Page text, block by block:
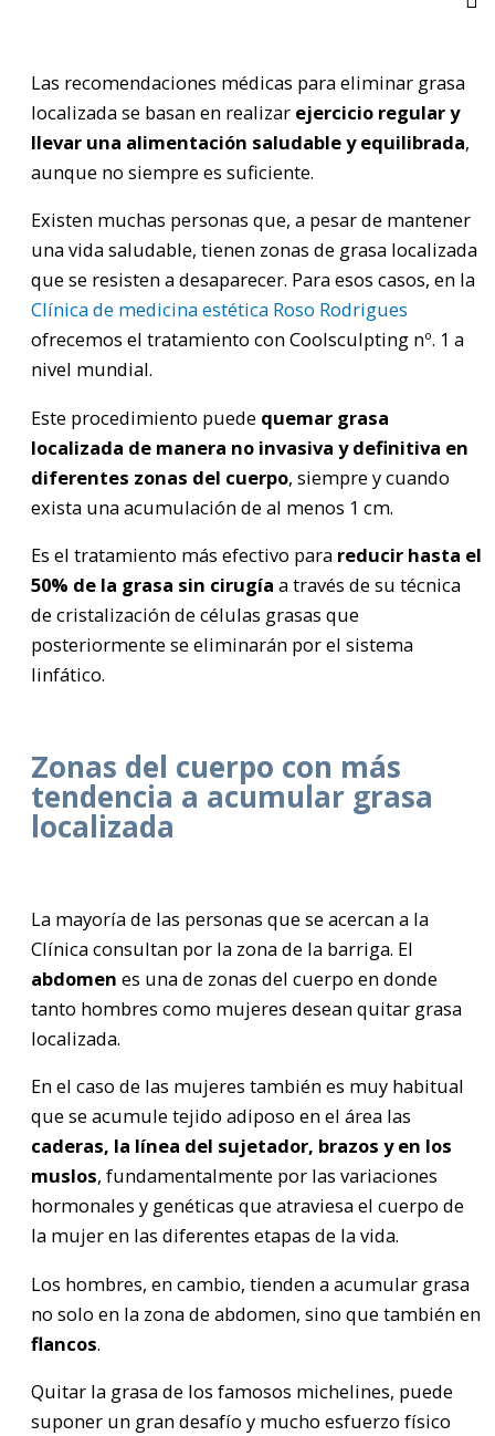
Las recomendaciones médicas para eliminar grasa
localizada se basan en realizar ejercicio regular y
llevar una alimentación saludable y equilibrada,
aunque no siempre es suficiente.
Existen muchas personas que, a pesar de mantener
una vida saludable, tienen zonas de grasa localizada
que se resisten a desaparecer. Para esos casos, en la
Clínica de medicina estética Roso Rodrigues
ofrecemos el tratamiento con Coolsculpting nº. 1 a
nivel mundial.
Este procedimiento puede quemar grasa
localizada de manera no invasiva y definitiva en
diferentes zonas del cuerpo, siempre y cuando
exista una acumulación de al menos 1 cm.
Es el tratamiento más efectivo para reducir hasta el
50% de la grasa sin cirugía a través de su técnica
de cristalización de células grasas que
posteriormente se eliminarán por el sistema
linfático.
Zonas del cuerpo con más
tendencia a acumular grasa
localizada
La mayoría de las personas que se acercan a la
Clínica consultan por la zona de la barriga. El
abdomen es una de zonas del cuerpo en donde
tanto hombres como mujeres desean quitar grasa
localizada.
En el caso de las mujeres también es muy habitual
que se acumule tejido adiposo en el área las
caderas, la línea del sujetador, brazos y en los
muslos, fundamentalmente por las variaciones
hormonales y genéticas que atraviesa el cuerpo de
la mujer en las diferentes etapas de la vida.
Los hombres, en cambio, tienden a acumular grasa
no solo en la zona de abdomen, sino que también en
flancos.
Quitar la grasa de los famosos michelines, puede
suponer un gran desafío y mucho esfuerzo físico